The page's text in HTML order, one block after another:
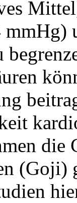
die
(Goji)